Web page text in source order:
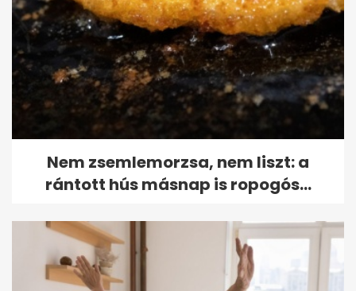
Nem zsemlemorzsa, nem liszt: a
rántott hús másnap is ropogós...